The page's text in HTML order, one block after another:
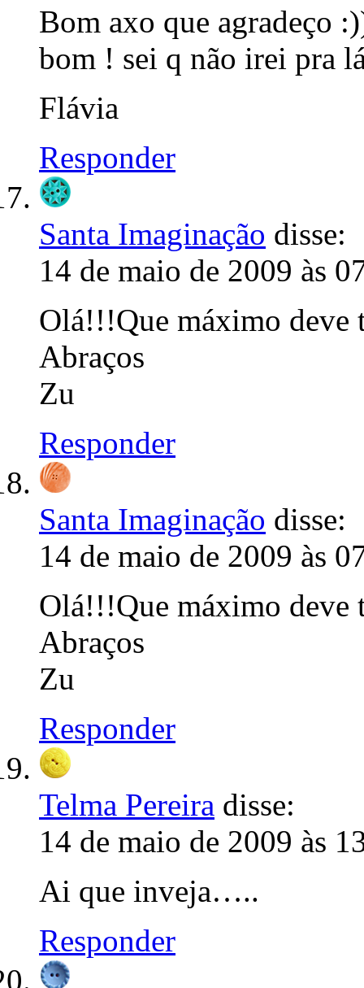
Bom axo que agradeço
bom ! sei q não irei pra
Flávia
Responder
Santa Imaginação disse:
14 de maio de 2009 às
Olá!!!Que máximo
Abraços
Zu
Responder
Santa Imaginação disse:
14 de maio de 2009 às
Olá!!!Que máximo
Abraços
Zu
Responder
Telma Pereira disse:
14 de maio de 2009 às
Ai que inveja…..
Responder